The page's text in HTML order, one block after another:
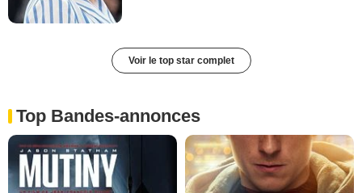
Voir le top star complet
Top Bandes-annonces